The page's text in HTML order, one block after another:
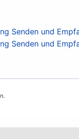
Senden und
Senden und